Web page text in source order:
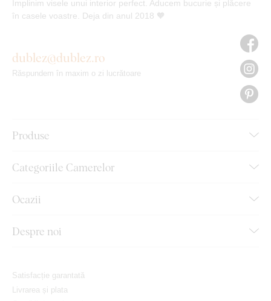
Împlinim visele unui interior perfect. Aducem bucurie și plăcere
în casele voastre. Deja din anul 2018 🧡
Produse
Categoriile Camerelor
Ocazii
Despre noi
dublez@dublez.ro
Răspundem în maxim o zi lucrătoare
Satisfacție garantată
Livrarea și plata